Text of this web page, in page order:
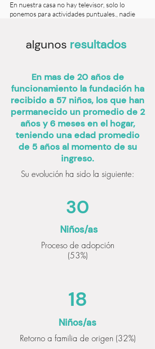
En nuestra casa no hay televisor, solo lo
ponemos para actividades puntuales., nadie
algunos resultados
En mas de 20 años de
funcionamiento la fundación ha
recibido a 57 niños, los que han
permanecido un promedio de 2
años y 6 meses en el hogar,
teniendo una edad promedio
de 5 años al momento de su
ingreso.
Su evolución ha sido la siguiente:
30
Niños/as
Proceso de adopción
(53%)
18
Niños/as
Retorno a familia de origen (32%)